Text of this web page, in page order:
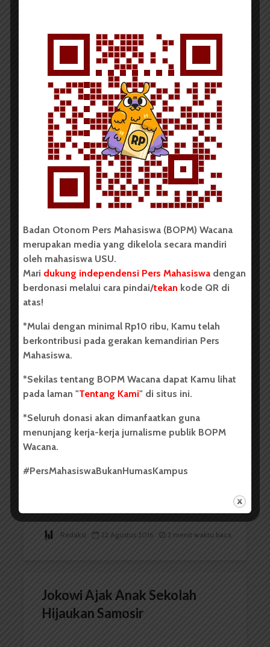
PKKMB Fasilkom-TI Gelar...
Redaksi 26 Agustus 2016 1 menit waktu baca
Satpam dan Menwa Menjaga
Keamanan PKKMB USU
Redaksi 26 Agustus 2016 2 menit waktu baca
Hijaukan Samosir, PDASHL
Sediakan 1650 Bibit untuk...
Redaksi 22 Agustus 2016 2 menit waktu baca
Jokowi Ajak Anak Sekolah
Hijaukan Samosir
Badan Otonom Pers Mahasiswa (BOPM) Wacana
merupakan media yang dikelola secara mandiri
oleh mahasiswa USU.
Mari dukung independensi Pers Mahasiswa dengan
berdonasi melalui cara pindai/tekan kode QR di
atas!
*Mulai dengan minimal Rp10 ribu, Kamu telah
berkontribusi pada gerakan kemandirian Pers
Mahasiswa.
*Sekilas tentang BOPM Wacana dapat Kamu lihat
pada laman "Tentang Kami" di situs ini.
*Seluruh donasi akan dimanfaatkan guna
menunjang kerja-kerja jurnalisme publik BOPM
Wacana.
#PersMahasiswaBukanHumasKampus